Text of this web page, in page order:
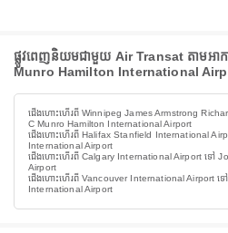
ផ្លូវពេញនិយមជាមួយ Air Transat តាមអា
Munro Hamilton International
ជើងហោះហើរពី Winnipeg James Armstrong
C Munro Hamilton International Airport
ជើងហោះហើរពី Halifax Stanfield International
International Airport
ជើងហោះហើរពី Calgary International Airport ទៅ
Airport
ជើងហោះហើរពី Vancouver International Airport ទ
International Airport